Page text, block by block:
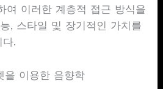
여 이러한 계층적 접근 방식을
, 스타일 및 장기적인 가치를
.
을 이용한 음향학